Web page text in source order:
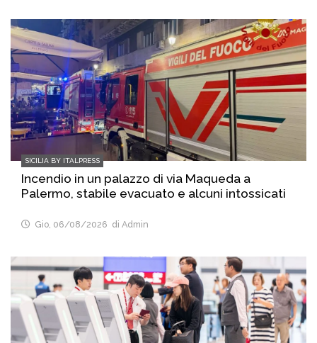
SICILIA BY ITALPRESS
Incendio in un palazzo di via Maqueda a
Palermo, stabile evacuato e alcuni intossicati
Gio, 06/08/2026 di Admin